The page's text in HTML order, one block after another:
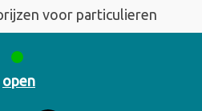
voor particulieren
open